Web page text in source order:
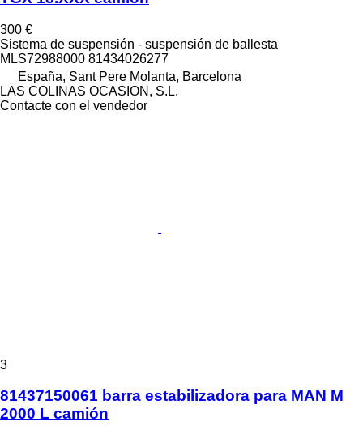
300 €
Sistema de suspensión - suspensión de ballesta
MLS72988000 81434026277
España, Sant Pere Molanta, Barcelona
LAS COLINAS OCASION, S.L.
Contacte con el vendedor
3
81437150061 barra estabilizadora para MAN M
2000 L camión